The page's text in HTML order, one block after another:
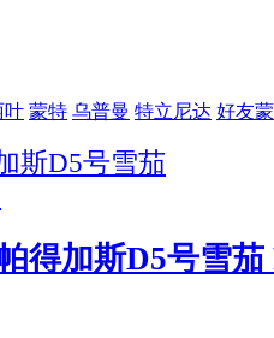
叶 蒙特 乌普曼 特立尼达 好友
得加斯D5号雪茄